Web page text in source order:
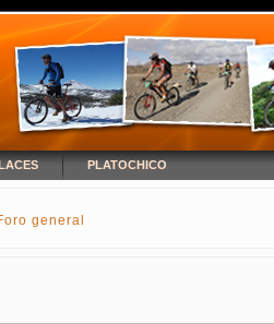
PLATOCHICO
general